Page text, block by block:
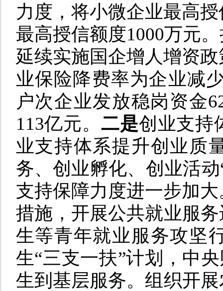
力度，将小微企业最高
最高授信额度1000万元
延续实施国企增人增资
业保险降费率为企业减
户次企业发放稳岗资金
113亿元。 二是创业支持
业支持体系提升创业质
务、创业孵化、创业活
支持保障力度进一步加
措施，开展公共就业服
生等青年就业服务攻坚
生“三支一扶”计划，中
生到基层服务。组织开